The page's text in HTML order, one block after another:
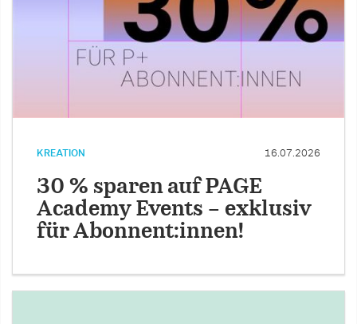
KREATION 16.07.2026
30 % sparen auf PAGE
Academy Events – exklusiv
für Abonnent:innen!